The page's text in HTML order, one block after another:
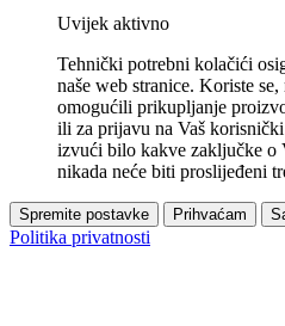
Uvijek aktivno
Tehnički potrebni kolačići
naše web stranice. Koriste
omogućili prikupljanje
ili za prijavu na Vaš
izvući bilo kakve zaključke o
nikada neće biti proslijeđeni
Spremite postavke Prihvaćam
Politika privatnosti